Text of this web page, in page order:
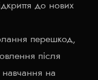
до нових
перешкод,
після
на